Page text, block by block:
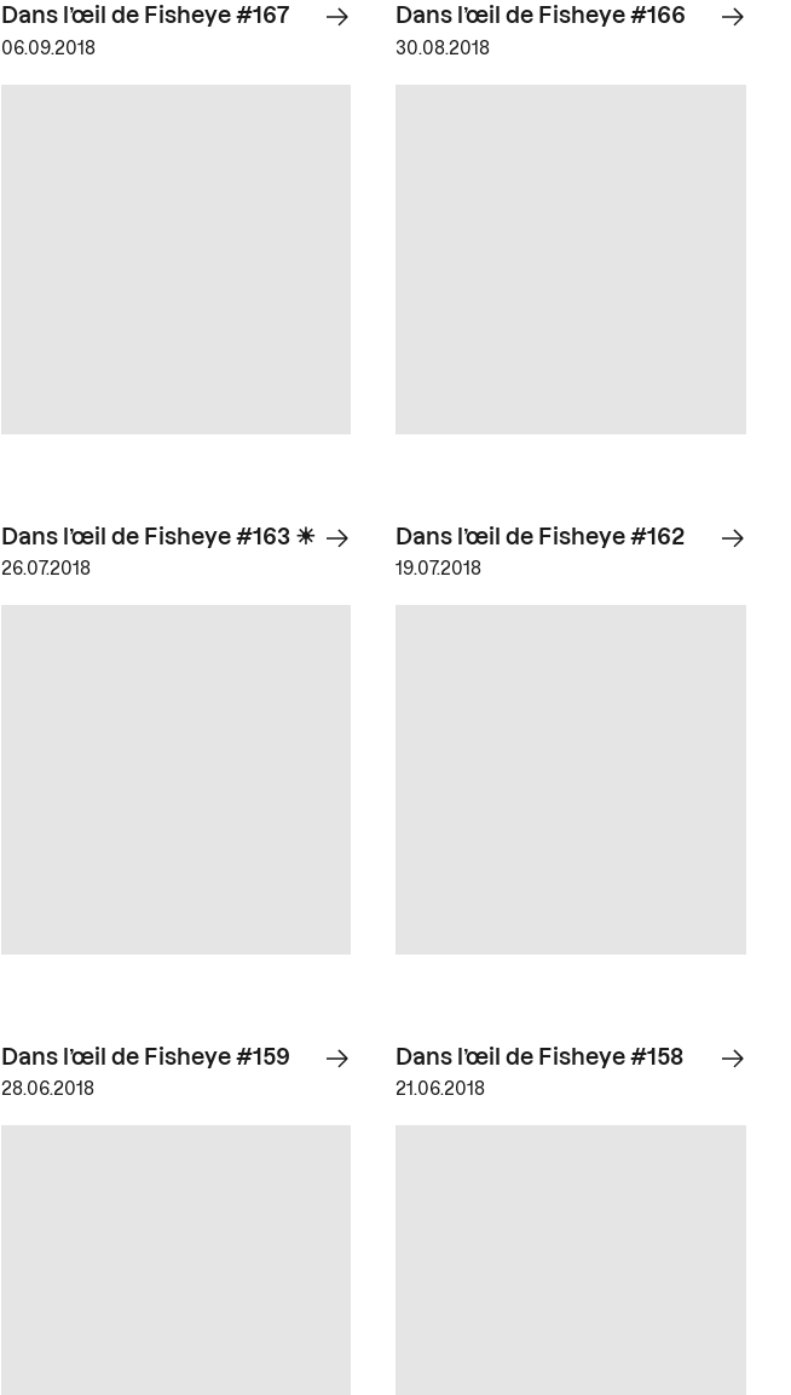
Dans l’œil de Fisheye #167
06.09.2018
Dans l’œil de Fisheye #166
30.08.2018
Dans l’œil de Fisheye #163 ☀
26.07.2018
Dans l’œil de Fisheye #162
19.07.2018
Dans l’œil de Fisheye #159
28.06.2018
Dans l’œil de Fisheye #158
21.06.2018